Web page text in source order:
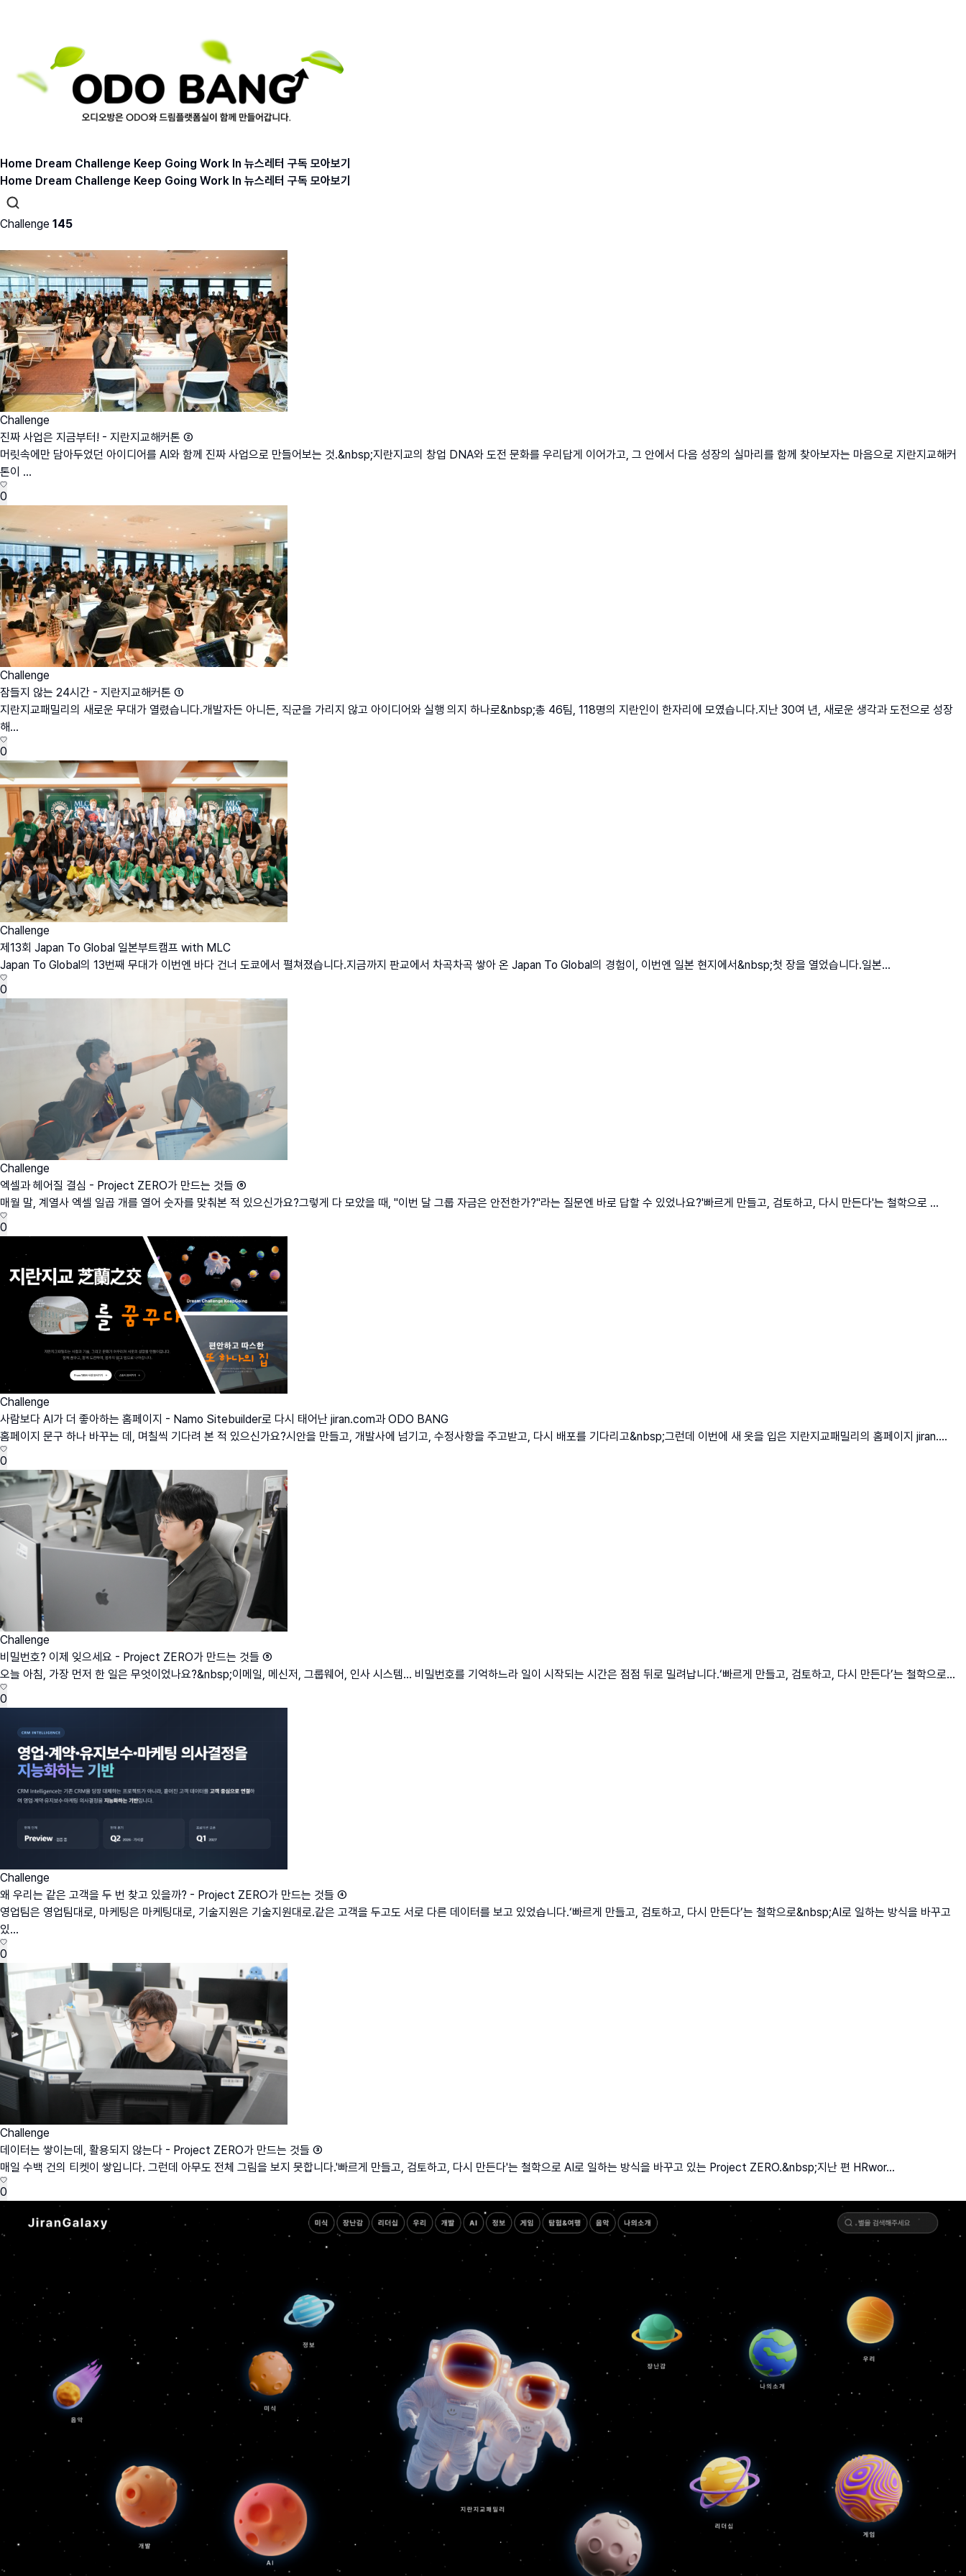
Home Dream Challenge Keep Going Work In 뉴스레터 구독 모아보기
Home Dream Challenge Keep Going Work In 뉴스레터 구독 모아보기
Challenge 145
Challenge
진짜 사업은 지금부터! - 지란지교해커톤 ②
머릿속에만 담아두었던 아이디어를 AI와 함께 진짜 사업으로 만들어보는 것.&nbsp;지란지교의 창업 DNA와 도전 문화를 우리답게 이어가고, 그 안에서 다음 성장의 실마리를 함께 찾아보자는 마음으로 지란지교해커
톤이 ...
0
Challenge
잠들지 않는 24시간 - 지란지교해커톤 ①
지란지교패밀리의 새로운 무대가 열렸습니다.개발자든 아니든, 직군을 가리지 않고 아이디어와 실행 의지 하나로&nbsp;총 46팀, 118명의 지란인이 한자리에 모였습니다.지난 30여 년, 새로운 생각과 도전으로 성장
해...
0
Challenge
제13회 Japan To Global 일본부트캠프 with MLC
Japan To Global의 13번째 무대가 이번엔 바다 건너 도쿄에서 펼쳐졌습니다.지금까지 판교에서 차곡차곡 쌓아 온 Japan To Global의 경험이, 이번엔 일본 현지에서&nbsp;첫 장을 열었습니다.일본...
0
Challenge
엑셀과 헤어질 결심 - Project ZERO가 만드는 것들 ⑥
매월 말, 계열사 엑셀 일곱 개를 열어 숫자를 맞춰본 적 있으신가요?그렇게 다 모았을 때, "이번 달 그룹 자금은 안전한가?"라는 질문엔 바로 답할 수 있었나요?'빠르게 만들고, 검토하고, 다시 만든다'는 철학으로 ...
0
Challenge
사람보다 AI가 더 좋아하는 홈페이지 - Namo Sitebuilder로 다시 태어난 jiran.com과 ODO BANG
홈페이지 문구 하나 바꾸는 데, 며칠씩 기다려 본 적 있으신가요?시안을 만들고, 개발사에 넘기고, 수정사항을 주고받고, 다시 배포를 기다리고&nbsp;그런데 이번에 새 옷을 입은 지란지교패밀리의 홈페이지 jiran....
0
Challenge
비밀번호? 이제 잊으세요 - Project ZERO가 만드는 것들 ⑤
오늘 아침, 가장 먼저 한 일은 무엇이었나요?&nbsp;이메일, 메신저, 그룹웨어, 인사 시스템… 비밀번호를 기억하느라 일이 시작되는 시간은 점점 뒤로 밀려납니다.‘빠르게 만들고, 검토하고, 다시 만든다’는 철학으로...
0
Challenge
왜 우리는 같은 고객을 두 번 찾고 있을까? - Project ZERO가 만드는 것들 ④
영업팀은 영업팀대로, 마케팅은 마케팅대로, 기술지원은 기술지원대로.같은 고객을 두고도 서로 다른 데이터를 보고 있었습니다.‘빠르게 만들고, 검토하고, 다시 만든다’는 철학으로&nbsp;AI로 일하는 방식을 바꾸고
있...
0
Challenge
데이터는 쌓이는데, 활용되지 않는다 - Project ZERO가 만드는 것들 ③
매일 수백 건의 티켓이 쌓입니다. 그런데 아무도 전체 그림을 보지 못합니다.'빠르게 만들고, 검토하고, 다시 만든다'는 철학으로 AI로 일하는 방식을 바꾸고 있는 Project ZERO.&nbsp;지난 편 HRwor...
0